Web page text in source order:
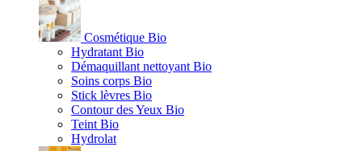
Cosmétique Bio
Hydratant Bio
Démaquillant nettoyant Bio
Soins corps Bio
Stick lèvres Bio
Contour des Yeux Bio
Teint Bio
Hydrolat